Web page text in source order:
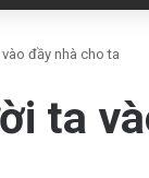
đầy nhà cho ta
ta